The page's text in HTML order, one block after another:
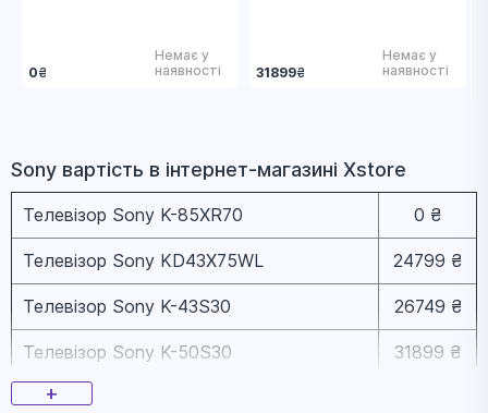
0₴
Немає у
наявності
31899₴
Немає у
наявності
Sony вapтіcть в інтернет-магазині Xstore
Телевізор Sony K-85XR70 0 ₴
Телевізор Sony KD43X75WL 24799 ₴
Телевізор Sony K-43S30 26749 ₴
Телевізор Sony K-50S30 31899 ₴
Телевізор Sony KD55X75WL
+